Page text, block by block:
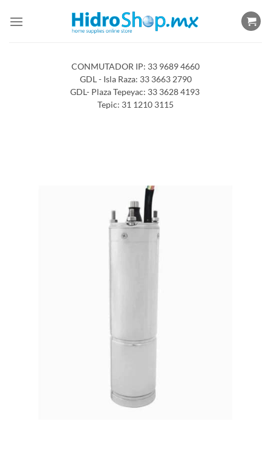
CONMUTADOR IP: 33 9689 4660
GDL - Isla Raza: 33 3663 2790
GDL- Plaza Tepeyac: 33 3628 4193
Tepic: 31 1210 3115